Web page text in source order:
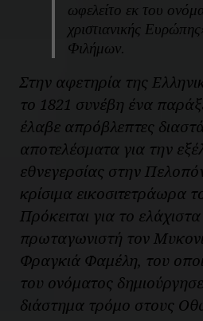
ωφελείτο εκ του
χριστιανικής
Φιλήμων.
Στην αφετηρία της
το 1821 συνέβη ένα
έλαβε απρόβλεπτες
αποτελέσματα για την
εθνεγερσίας στην
κρίσιμα εικοσιτετράωρα
Πρόκειται για το
πρωταγωνιστή τον
Φραγκιά Φαμέλη, του
του ονόματος
διάστημα τρόμο στους